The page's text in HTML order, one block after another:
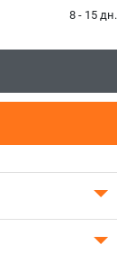
8 - 15 дн.